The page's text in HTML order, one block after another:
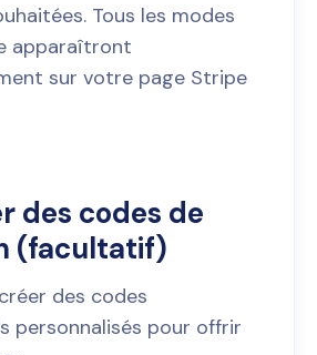
Tous les modes
apparaîtront
sur votre page Stripe
des codes de
(facultatif)
des codes
personnalisés pour offrir